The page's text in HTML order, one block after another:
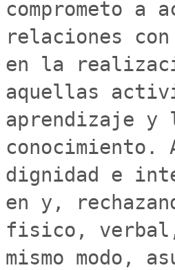
comprometo
relaciones
en la
aquellas
aprendizaje
conocimiento.
dignidad e
en y,
fisico,
mismo modo,